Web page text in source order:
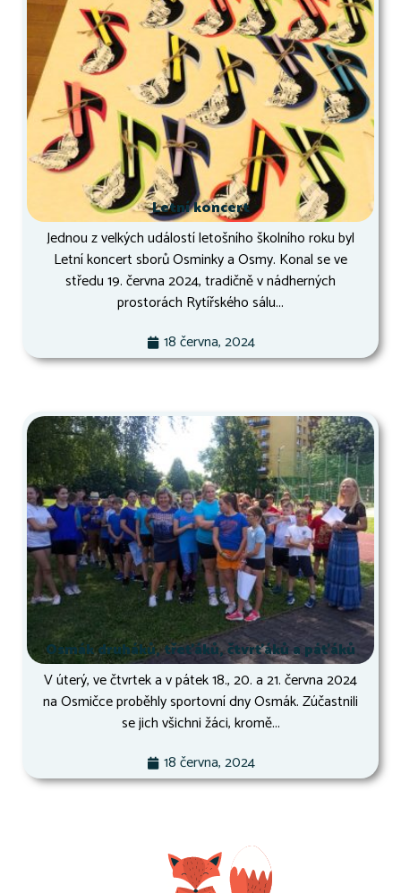
Letní koncert
Jednou z velkých událostí letošního školního roku byl
Letní koncert sborů Osminky a Osmy. Konal se ve
středu 19. června 2024, tradičně v nádherných
prostorách Rytířského sálu...
18 června, 2024
Osmák druháků, třeťáků, čtvrťáků a páťáků
V úterý, ve čtvrtek a v pátek 18., 20. a 21. června 2024
na Osmičce proběhly sportovní dny Osmák. Zúčastnili
se jich všichni žáci, kromě...
18 června, 2024